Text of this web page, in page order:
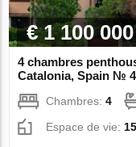
€ 1 100 000
4 chambres
Catalonia, Spain №
Chambres:4
Espace de vie: